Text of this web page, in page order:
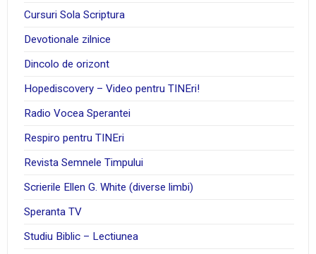
Cursuri Sola Scriptura
Devotionale zilnice
Dincolo de orizont
Hopediscovery – Video pentru TINEri!
Radio Vocea Sperantei
Respiro pentru TINEri
Revista Semnele Timpului
Scrierile Ellen G. White (diverse limbi)
Speranta TV
Studiu Biblic – Lectiunea